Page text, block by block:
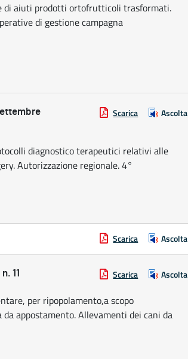
di aiuti prodotti ortofrutticoli trasformati.
di gestione campagna
Scarica Ascolta
diagnostico terapeutici relativi alle
Autorizzazione regionale. 4°
Scarica Ascolta
11 Scarica Ascolta
per ripopolamento,a scopo
appostamento. Allevamenti dei cani da